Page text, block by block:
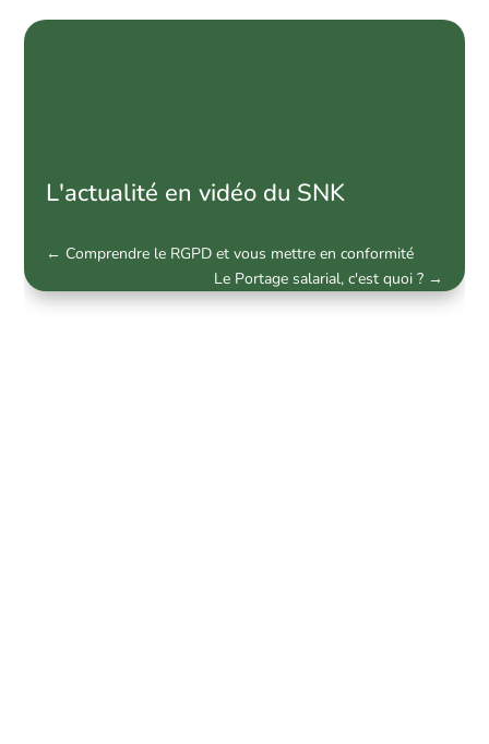
L'actualité en vidéo du SNK
← Comprendre le RGPD et vous mettre en conformité
Le Portage salarial, c'est quoi ?→